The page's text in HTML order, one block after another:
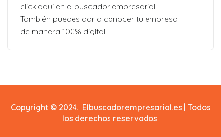
click aquí en el buscador empresarial.
También puedes dar a conocer tu empresa
de manera 100% digital
Copyright © 2024. Elbuscadorempresarial.es | Todos
los derechos reservados